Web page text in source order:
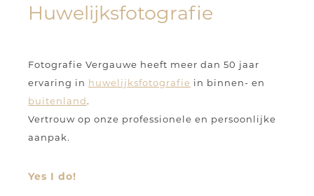
Huwelijksfotografie
Fotografie Vergauwe heeft meer dan 50 jaar
ervaring in huwelijksfotografie in binnen- en
buitenland.
Vertrouw op onze professionele en persoonlijke
aanpak.
Yes I do!